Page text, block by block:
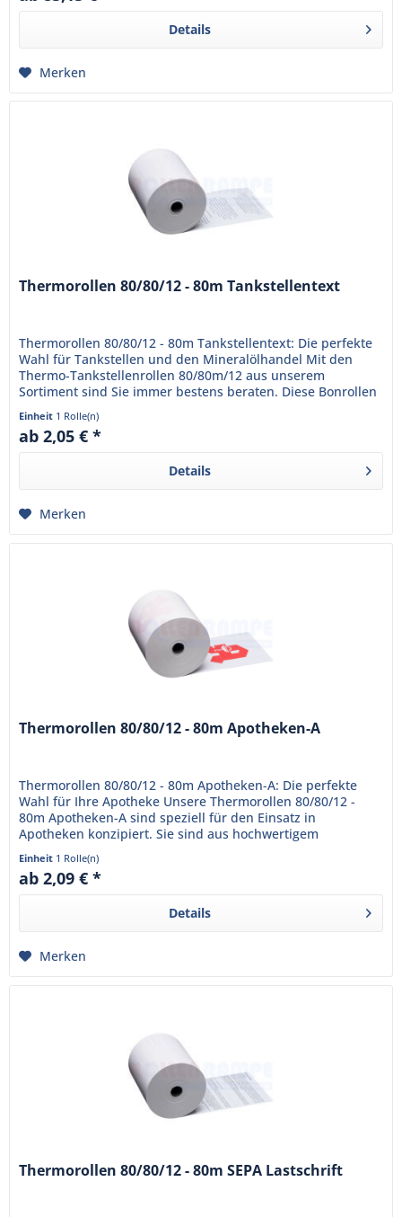
Details
Merken
Thermorollen 80/80/12 - 80m Tankstellentext
Thermorollen 80/80/12 - 80m Tankstellentext: Die perfekte
Wahl für Tankstellen und den Mineralölhandel Mit den
Thermo-Tankstellenrollen 80/80m/12 aus unserem
Sortiment sind Sie immer bestens beraten. Diese Bonrollen
sind bereits mit...
Einheit 1 Rolle(n)
ab 2,05 € *
Details
Merken
Thermorollen 80/80/12 - 80m Apotheken-A
Thermorollen 80/80/12 - 80m Apotheken-A: Die perfekte
Wahl für Ihre Apotheke Unsere Thermorollen 80/80/12 -
80m Apotheken-A sind speziell für den Einsatz in
Apotheken konzipiert. Sie sind aus hochwertigem
Thermopapier gefertigt und...
Einheit 1 Rolle(n)
ab 2,09 € *
Details
Merken
Thermorollen 80/80/12 - 80m SEPA Lastschrift